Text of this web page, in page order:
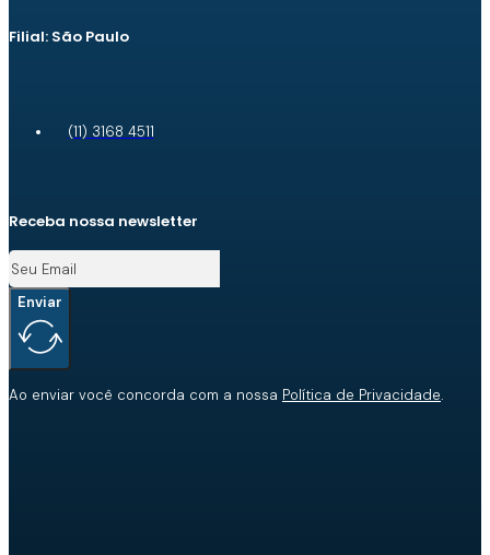
Filial: São Paulo
(11) 3168 4511
Receba nossa newsletter
Enviar
Ao enviar você concorda com a nossa Política de Privacidade.